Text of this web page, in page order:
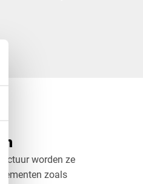
worden ze
zoals